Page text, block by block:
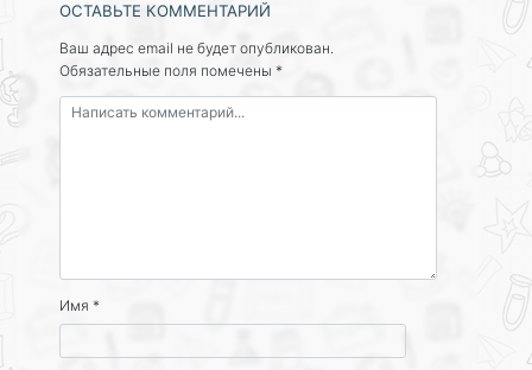
ОСТАВЬТЕ КОММЕНТАРИЙ
Ваш адрес email не будет опубликован.
Обязательные поля помечены *
Имя *